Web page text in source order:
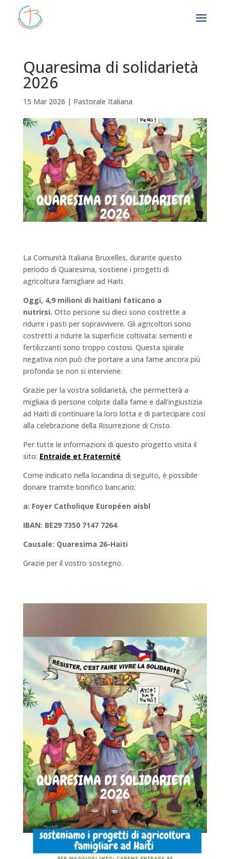
Quaresima di solidarietà
2026
15 Mar 2026 | Pastorale Italiana
La Comunità Italiana Bruxelles, durante questo
periodo di Quaresima, sostiene i progetti di
agricoltura famigliare ad Haiti.
Oggi, 4,9 milioni di haitiani faticano a
nutrirsi. Otto persone su dieci sono costrette a
ridurre i pasti per sopravvivere. Gli agricoltori sono
costretti a ridurre la superficie coltivata: sementi e
fertilizzanti sono troppo costosi. Questa spirale
negativa non può che portare a una fame ancora più
profonda se non si interviene.
Grazie per la vostra solidarietà, che permetterà a
migliaia di persone colpite dalla fame e dall’ingiustizia
ad Haiti di continuare la loro lotta e di partecipare così
alla celebrazione della Risurrezione di Cristo.
Per tutte le informazioni di questo progetto visita il
sito: Entraide et Fraternité
Come indicato nella locandina di seguito, è possibile
donare tramite bonifico bancario:
a: Foyer Catholique Européen aisbl
IBAN: BE29 7350 7147 7264
Causale: Quaresima 26-Haiti
Grazie per il vostro sostegno.